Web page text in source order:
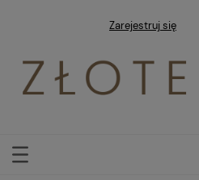
Zarejestruj się